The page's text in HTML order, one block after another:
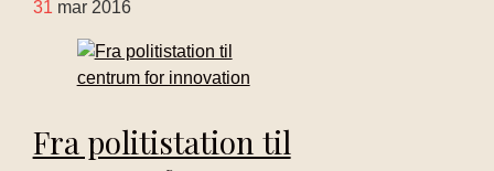
31 mar 2016
Fra politistation til